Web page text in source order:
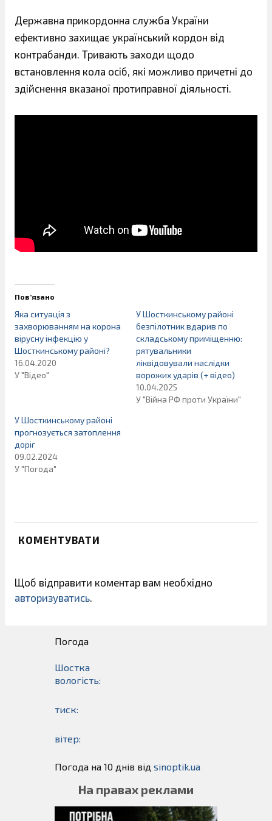
Державна прикордонна служба України
ефективно захищає український кордон від
контрабанди. Тривають заходи щодо
встановлення кола осіб, які можливо причетні до
здійснення вказаної протиправної діяльності.
Пов’язано
Яка ситуація з
захворюванням на корона
вірусну інфекцію у
Шосткинському районі?
16.04.2020
У "Відео"
У Шосткинському районі
безпілотник вдарив по
складському приміщенню:
рятувальники
ліквідовували наслідки
ворожих ударів (+ відео)
10.04.2025
У "Війна РФ проти України"
У Шосткинському районі
прогнозується затоплення
доріг
09.02.2024
У "Погода"
КОМЕНТУВАТИ
Щоб відправити коментар вам необхідно
авторизуватись.
Погода
Шостка
вологість:
тиск:
вітер:
Погода на 10 днів від sinoptik.ua
На правах реклами